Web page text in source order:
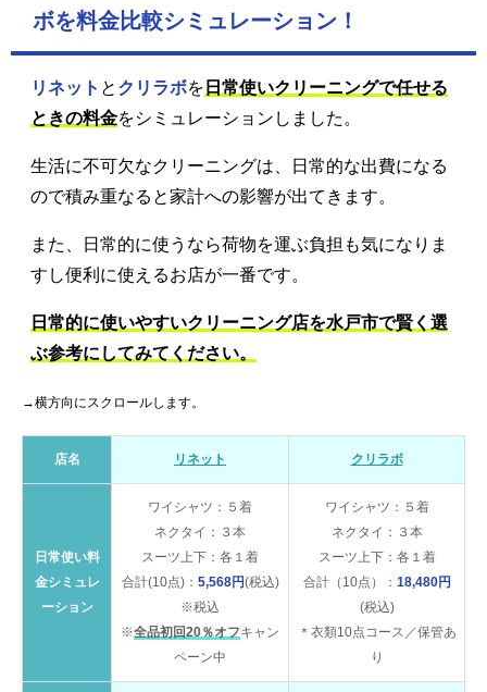
ボを料金比較シミュレーション！
リネット と クリラボを 日常使いクリーニングで任せる
ときの料金をシミュレーションしました。
生活に不可欠なクリーニングは、日常的な出費になる
ので積み重なると家計への影響が出てきます。
また、日常的に使うなら荷物を運ぶ負担も気になりま
すし便利に使えるお店が一番です。
日常的に使いやすいクリーニング店を水戸市で賢く選
ぶ参考にしてみてください。
→横方向にスクロールします。
店名 リネット クリラボ
日常使い料
金シミュレ
ーション
ワイシャツ：５着
ネクタイ：３本
スーツ上下：各１着
合計(10点)： 5,568円(税込)
※税込
※全品初回20％オフキャン
ペーン中
ワイシャツ：５着
ネクタイ：３本
スーツ上下：各１着
合計（10点）： 18,480円
(税込)
＊衣類10点コース／保管あ
り